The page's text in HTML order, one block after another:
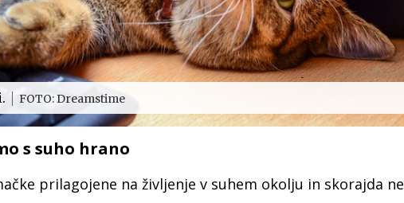
FOTO: Dreamstime
s suho hrano
prilagojene na življenje v suhem okolju in skorajda ne